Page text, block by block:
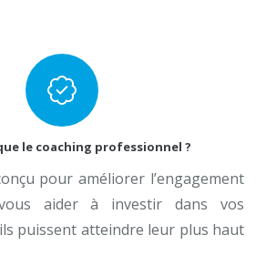
woluwe, ainsi, puis
le coaching professionnel ?
pour améliorer l’engagement
aider à investir dans vos
puissent atteindre leur plus haut